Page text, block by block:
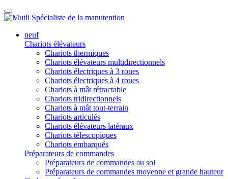
neuf
Chariots élévateurs
Chariots thermiques
Chariots élévateurs multidirectionnels
Chariots électriques à 3 roues
Chariots électriques à 4 roues
Chariots à mât rétractable
Chariots tridirectionnels
Chariots à mât tout-terrain
Chariots articulés
Chariots élévateurs latéraux
Chariots télescopiques
Chariots embarqués
Préparateurs de commandes
Préparateurs de commandes au sol
Préparateurs de commandes moyenne et grande hauteur